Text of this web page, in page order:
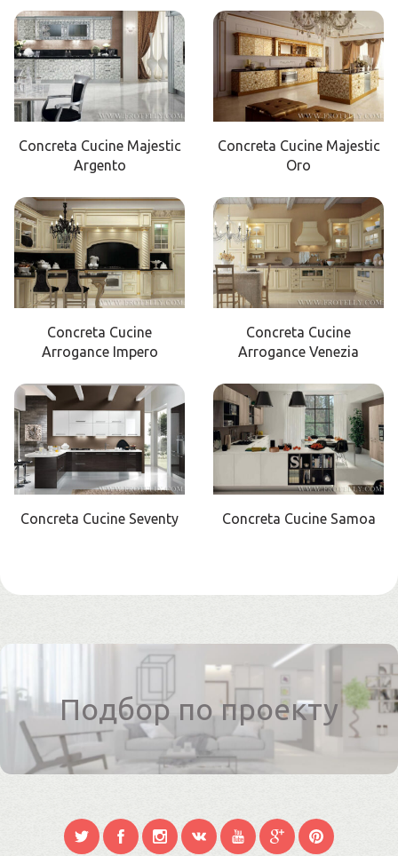
Concreta Cucine Majestic
Argento
Concreta Cucine Majestic
Oro
Concreta Cucine
Arrogance Impero
Concreta Cucine
Arrogance Venezia
Concreta Cucine Seventy Concreta Cucine Samoa
Подбор по проекту